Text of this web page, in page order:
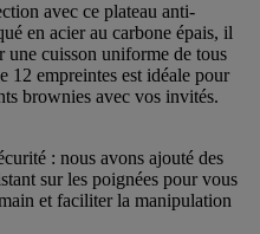
avec ce plateau anti-
en acier au carbone épais, il
une cuisson uniforme de tous
12 empreintes est idéale pour
brownies avec vos invités.
: nous avons ajouté des
sur les poignées pour vous
et faciliter la manipulation